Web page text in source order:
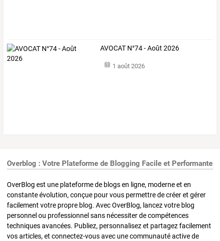
AVOCAT N°74 - Août 2026
1 août 2026
Overblog : Votre Plateforme de Blogging Facile et Performante
OverBlog est une plateforme de blogs en ligne, moderne et en
constante évolution, conçue pour vous permettre de créer et gérer
facilement votre propre blog. Avec OverBlog, lancez votre blog
personnel ou professionnel sans nécessiter de compétences
techniques avancées. Publiez, personnalisez et partagez facilement
vos articles, et connectez-vous avec une communauté active de